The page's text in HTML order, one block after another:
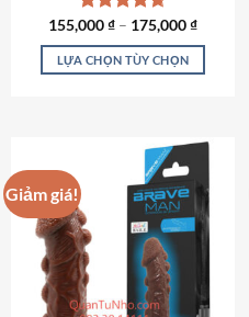
sản
phẩm
Được xếp
hạng4.69
5 sao
155,000₫ – 175,000₫
LỰA CHỌN TÙY CHỌN
nhiều
biến
thể.
Các
tùy
chọn
Giảm giá!